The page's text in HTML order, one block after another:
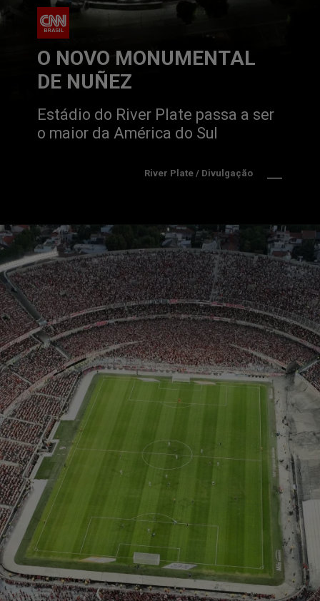
O NOVO MONUMENTAL
DE NUÑEZ
Estádio do River Plate passa a ser
o maior da América do Sul
River Plate / Divulgação